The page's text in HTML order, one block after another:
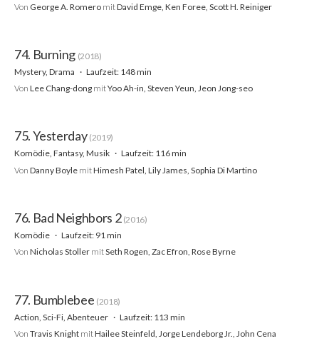
Von George A. Romero mitDavid Emge, Ken Foree, Scott H. Reiniger
74. Burning (2018)
Mystery, Drama
Laufzeit: 148 min
Von Lee Chang-dong mitYoo Ah-in, Steven Yeun, Jeon Jong-seo
75. Yesterday (2019)
Komödie, Fantasy, Musik
Laufzeit: 116 min
Von Danny Boyle mitHimesh Patel, Lily James, Sophia Di Martino
76. Bad Neighbors 2 (2016)
Komödie
Laufzeit: 91 min
Von Nicholas Stoller mitSeth Rogen, Zac Efron, Rose Byrne
77. Bumblebee (2018)
Action, Sci-Fi, Abenteuer
Laufzeit: 113 min
Von Travis Knight mitHailee Steinfeld, Jorge Lendeborg Jr., John Cena